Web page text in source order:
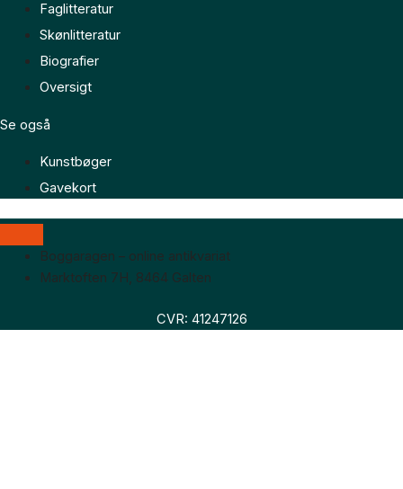
Faglitteratur
Skønlitteratur
Biografier
Oversigt
Se også
Kunstbøger
Gavekort
Boggaragen – online antikvariat
Marktoften 7H, 8464 Galten
CVR: 41247126